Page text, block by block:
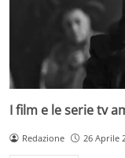
I film e le serie tv
Redazione 26 Aprile